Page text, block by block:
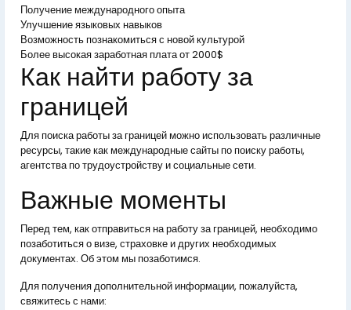
Получение международного опыта
Улучшение языковых навыков
Возможность познакомиться с новой культурой
Более высокая заработная плата от 2000$
Как найти работу за
границей
Для поиска работы за границей можно использовать различные
ресурсы, такие как международные сайты по поиску работы,
агентства по трудоустройству и социальные сети.
Важные моменты
Перед тем, как отправиться на работу за границей, необходимо
позаботиться о визе, страховке и других необходимых
документах. Об этом мы позаботимся.
Для получения дополнительной информации, пожалуйста,
свяжитесь с нами: